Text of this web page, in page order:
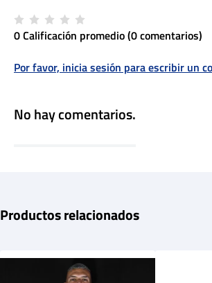
0 Calificación promedio(0 comentarios)
Por favor, inicia sesión para escribir un
No hay comentarios.
Productos relacionados